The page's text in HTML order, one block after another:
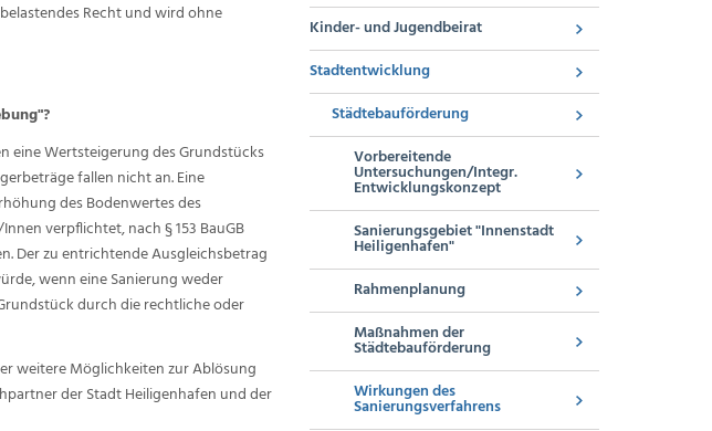
Recht und wird ohne
eine Wertsteigerung des Grundstücks
fallen nicht an. Eine
des Bodenwertes des
verpflichtet, nach § 153 BauGB
Der zu entrichtende Ausgleichsbetrag
wenn eine Sanierung weder
durch die rechtliche oder
weitere Möglichkeiten zur Ablösung
der Stadt Heiligenhafen und der
Kinder- und Jugendbeirat
Stadtentwicklung
Städtebauförderung
Vorbereitende
Untersuchungen/Integr.
Entwicklungskonzept
Sanierungsgebiet "Innenstadt
Heiligenhafen"
Rahmenplanung
Maßnahmen der
Städtebauförderung
Wirkungen des
Sanierungsverfahrens